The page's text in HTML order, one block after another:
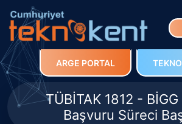
ARGE PORTAL
TÜBİTAK 1812 -
Başvuru Süreci